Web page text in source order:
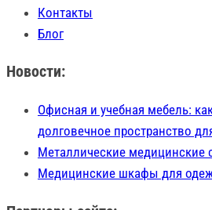
Контакты
Блог
Новости:
Офисная и учебная мебель:
долговечное пространство
Металлические медицинские
Медицинские шкафы для